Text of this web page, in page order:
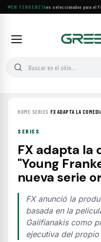
EN TENDENCIA
Siete filmes árabes seleccionados para el
HOME› SERIES ›FX ADAPTA LA
SERIES
FX adapta la
"Young
nueva serie
FX anunció la
basada en la
Galifianakis como
ejecutiva del propio